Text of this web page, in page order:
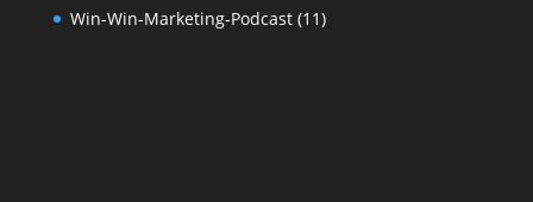
Win-Win-Marketing-Podcast(11)